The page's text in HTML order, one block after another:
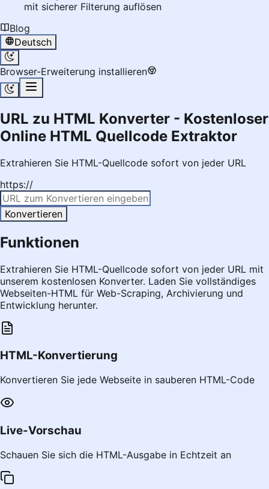
mit sicherer Filterung auflösen
Blog
Deutsch
Browser-Erweiterung installieren
URL zu HTML Konverter - Kostenloser
Online HTML Quellcode Extraktor
Extrahieren Sie HTML-Quellcode sofort von jeder URL
https://
Konvertieren
Funktionen
Extrahieren Sie HTML-Quellcode sofort von jeder URL mit
unserem kostenlosen Konverter. Laden Sie vollständiges
Webseiten-HTML für Web-Scraping, Archivierung und
Entwicklung herunter.
HTML-Konvertierung
Konvertieren Sie jede Webseite in sauberen HTML-Code
Live-Vorschau
Schauen Sie sich die HTML-Ausgabe in Echtzeit an